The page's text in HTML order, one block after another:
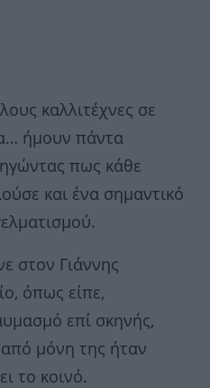
καλλιτέχνες σε
ήμουν πάντα
πως κάθε
και ένα σημαντικό
στον Γιάννης
όπως είπε,
επί σκηνής,
μόνη της ήταν
το κοινό.